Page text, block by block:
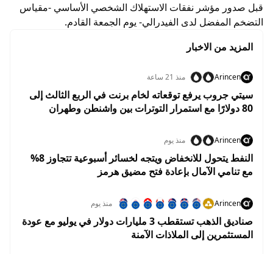
قبل صدور مؤشر نفقات الاستهلاك الشخصي الأساسي -مقياس
التضخم المفضل لدى الفيدرالي- يوم الجمعة القادم.
المزيد من الاخبار
Arincen منذ 21 ساعة
سيتي جروب يرفع توقعاته لخام برنت في الربع الثالث إلى
80 دولارًا مع استمرار التوترات بين واشنطن وطهران
Arincen منذ يوم
النفط يتحول للانخفاض ويتجه لخسائر أسبوعية تتجاوز 8%
مع تنامي الآمال بإعادة فتح مضيق هرمز
Arincen منذ يوم
صناديق الذهب تستقطب 3 مليارات دولار في يوليو مع عودة
المستثمرين إلى الملاذات الآمنة